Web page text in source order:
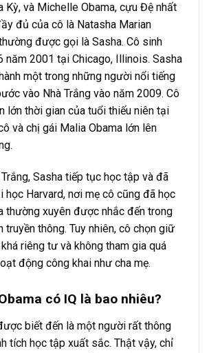
Kỳ, và Michelle Obama, cựu Đệ nhất
đủ của cô là Natasha Marian
được gọi là Sasha. Cô sinh
năm 2001 tại Chicago, Illinois. Sasha
một trong những người nổi tiếng
vào Nhà Trắng vào năm 2009. Cô
lớn thời gian của tuổi thiếu niên tại
và chị gái Malia Obama lớn lên
Sasha tiếp tục học tập và đã
Harvard, nơi mẹ cô cũng đã học
thường xuyên được nhắc đến trong
truyền thông. Tuy nhiên, cô chọn giữ
riêng tư và không tham gia quá
động công khai như cha mẹ.
có IQ là bao nhiêu?
biết đến là một người rất thông
tích học tập xuất sắc. Thật vậy, chỉ